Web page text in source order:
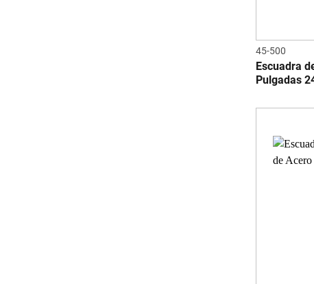
45-500
Escuadra
Pulgadas